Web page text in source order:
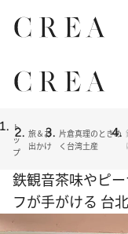
ト
ッ
プ
旅＆お
出かけ
片倉真理のときめ
く台湾土産
鉄観音茶味やピーナッツ味
フが